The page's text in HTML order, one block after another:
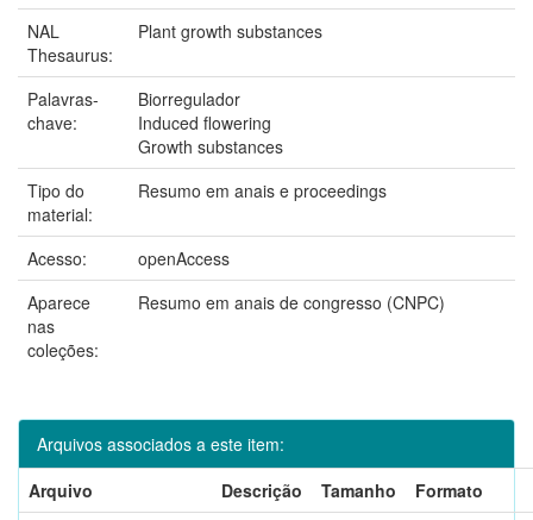
NAL
Thesaurus:
Plant growth substances
Palavras-
chave:
Biorregulador
Induced flowering
Growth substances
Tipo do
material:
Resumo em anais e proceedings
Acesso:
openAccess
Aparece
nas
coleções:
Resumo em anais de congresso (CNPC)
Arquivos associados a este item:
Arquivo
Descrição Tamanho
Formato